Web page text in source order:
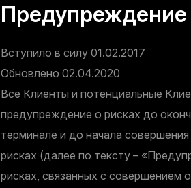
Предупреждение
Вступило в силу 01.02.2017
Обновлено 02.04.2020
Все Клиенты и потенциальные
предупреждение о рисках до
терминале и до начала
рисках (далее по тексту –
рисках, связанных с совершением